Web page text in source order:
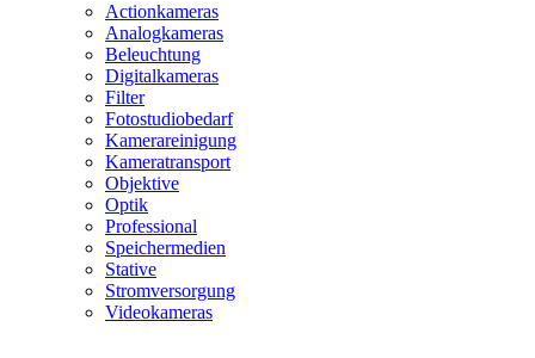
Actionkameras
Analogkameras
Beleuchtung
Digitalkameras
Filter
Fotostudiobedarf
Kamerareinigung
Kameratransport
Objektive
Optik
Professional
Speichermedien
Stative
Stromversorgung
Videokameras